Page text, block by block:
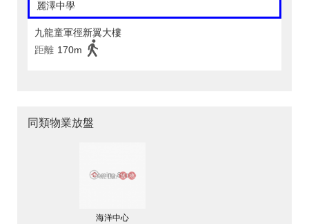
麗澤中學
九龍童軍徑新翼大樓
距離 170m
同類物業放盤
海洋中心